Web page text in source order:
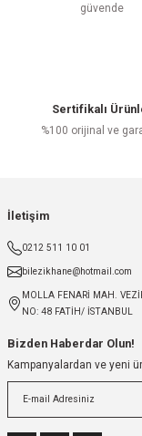
güvende
Sertifikalı
%100 orijinal ve
İletişim
0212 511 10 01
bilezikhane@hotmail.com
MOLLA FENARİ MAH.
NO: 48 FATİH/ İSTANBUL
Bizden Haberdar Olun!
Kampanyalardan ve yeni